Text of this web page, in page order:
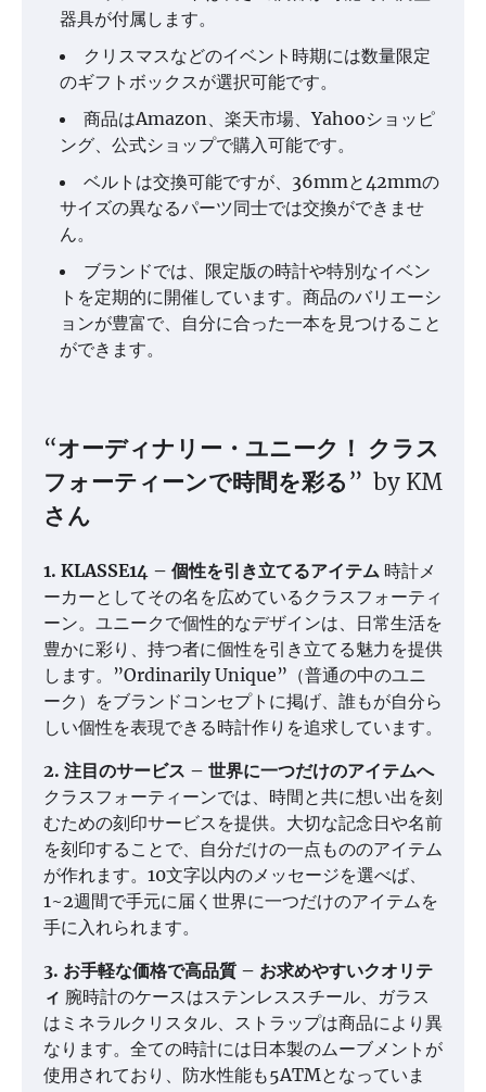
器具が付属します。
クリスマスなどのイベント時期には数量限定
のギフトボックスが選択可能です。
商品はAmazon、楽天市場、Yahooショッピ
ング、公式ショップで購入可能です。
ベルトは交換可能ですが、36mmと42mmの
サイズの異なるパーツ同士では交換ができませ
ん。
ブランドでは、限定版の時計や特別なイベン
トを定期的に開催しています。商品のバリエーシ
ョンが豊富で、自分に合った一本を見つけること
ができます。
“オーディナリー・ユニーク！ クラス
フォーティーンで時間を彩る” by KM
さん
1. KLASSE14 – 個性を引き立てるアイテム 時計メ
ーカーとしてその名を広めているクラスフォーティ
ーン。ユニークで個性的なデザインは、日常生活を
豊かに彩り、持つ者に個性を引き立てる魅力を提供
します。”Ordinarily Unique”（普通の中のユニ
ーク）をブランドコンセプトに掲げ、誰もが自分ら
しい個性を表現できる時計作りを追求しています。
2. 注目のサービス – 世界に一つだけのアイテムへ
クラスフォーティーンでは、時間と共に想い出を刻
むための刻印サービスを提供。大切な記念日や名前
を刻印することで、自分だけの一点もののアイテム
が作れます。10文字以内のメッセージを選べば、
1~2週間で手元に届く世界に一つだけのアイテムを
手に入れられます。
3. お手軽な価格で高品質 – お求めやすいクオリテ
ィ 腕時計のケースはステンレススチール、ガラス
はミネラルクリスタル、ストラップは商品により異
なります。全ての時計には日本製のムーブメントが
使用されており、防水性能も5ATMとなっていま